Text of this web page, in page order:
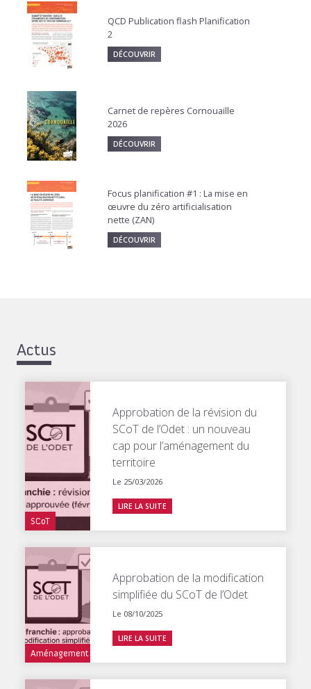
QCD Publication flash Planification
2
DÉCOUVRIR
Carnet de repères Cornouaille
2026
DÉCOUVRIR
Focus planification #1 : La mise en
œuvre du zéro artificialisation
nette (ZAN)
DÉCOUVRIR
Actus
SCoT
Approbation de la révision du
SCoT de l’Odet : un nouveau
cap pour l’aménagement du
territoire
Le 25/03/2026
LIRE LA SUITE
Aménagement
Approbation de la modification
simplifiée du SCoT de l’Odet
Le 08/10/2025
LIRE LA SUITE